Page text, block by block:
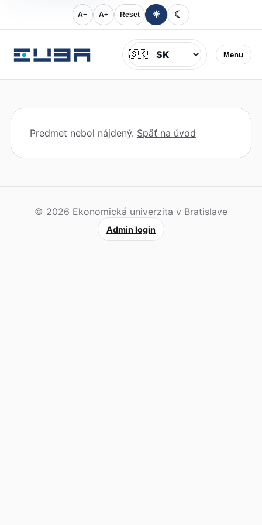
A− A+ Reset ☀ ☾
Menu
Jazyk
🇸🇰
Predmet nebol nájdený. Späť na úvod
© 2026 Ekonomická univerzita v Bratislave
Admin login